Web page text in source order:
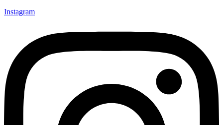
Instagram